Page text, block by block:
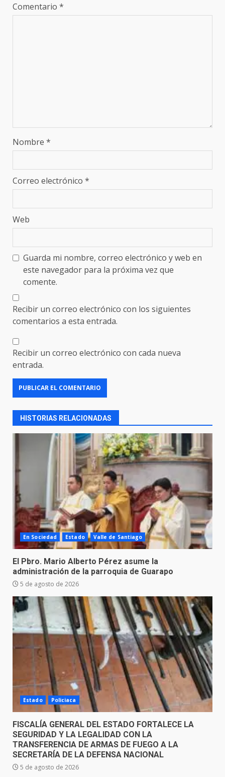
Comentario *
Nombre *
Correo electrónico *
Web
Guarda mi nombre, correo electrónico y web en
este navegador para la próxima vez que
comente.
Recibir un correo electrónico con los siguientes
comentarios a esta entrada.
Recibir un correo electrónico con cada nueva
entrada.
HISTORIAS RELACIONADAS
En Sociedad Estado Valle de Santiago
El Pbro. Mario Alberto Pérez asume la
administración de la parroquia de Guarapo
5 de agosto de 2026
Estado Policiaca
FISCALÍA GENERAL DEL ESTADO FORTALECE LA
SEGURIDAD Y LA LEGALIDAD CON LA
TRANSFERENCIA DE ARMAS DE FUEGO A LA
SECRETARÍA DE LA DEFENSA NACIONAL
5 de agosto de 2026